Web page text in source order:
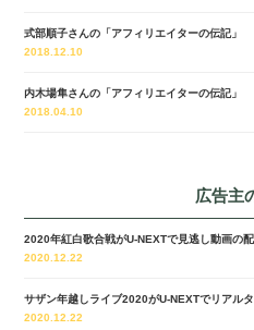
式部順子さんの「アフィリエイターの伝記」
2018.12.10
内木場隼さんの「アフィリエイターの伝記」
2018.04.10
広告主
2020年紅白歌合戦がU-NEXTで見逃し動画の配
2020.12.22
サザン年越しライブ2020がU-NEXTでリアル
2020.12.22